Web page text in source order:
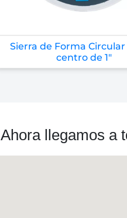
Sierra de Forma Circular
centro de 1″
Ahora llegamos a